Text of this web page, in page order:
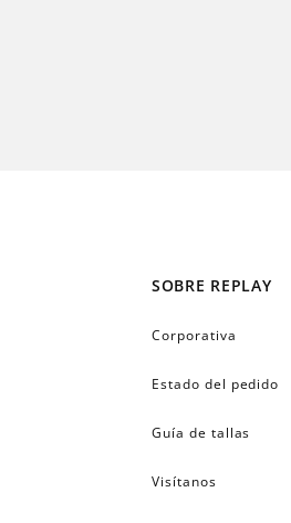
SOBRE REPLAY
Corporativa
Estado del pedido
Guía de tallas
Visítanos